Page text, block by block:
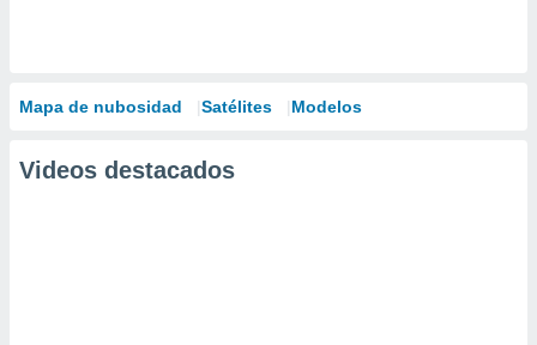
Mapa de nubosidad Satélites Modelos
Videos destacados